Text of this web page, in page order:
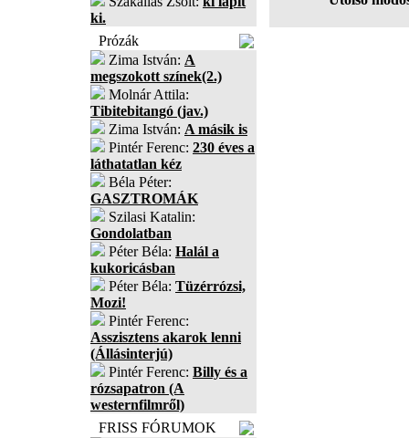
ki.
Prózák
Zima István: A
megszokott színek(2.)
Molnár Attila:
Tibitebitangó (jav.)
Zima István: A másik is
Pintér Ferenc: 230 éves a
láthatatlan kéz
Béla Péter:
GASZTROMÁK
Szilasi Katalin:
Gondolatban
Péter Béla: Halál a
kukoricásban
Péter Béla: Tüzérrózsi,
Mozi!
Pintér Ferenc:
Asszisztens akarok lenni
(Állásinterjú)
Pintér Ferenc: Billy és a
rózsapatron (A
westernfilmről)
FRISS FÓRUMOK